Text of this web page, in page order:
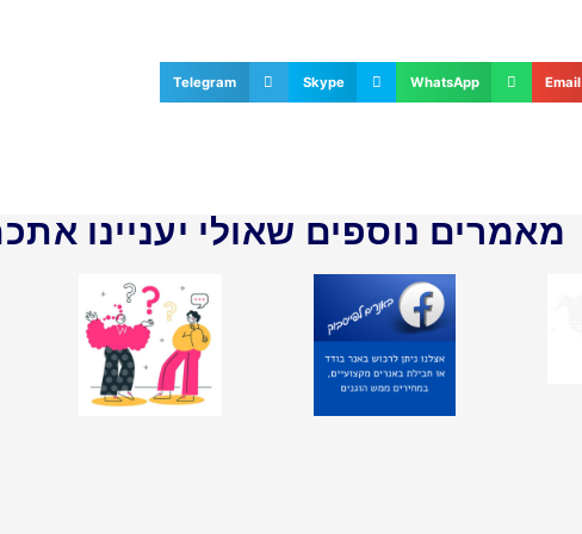
Email
WhatsApp
Skype
Telegram
מאמרים נוספים שאולי יעניינו